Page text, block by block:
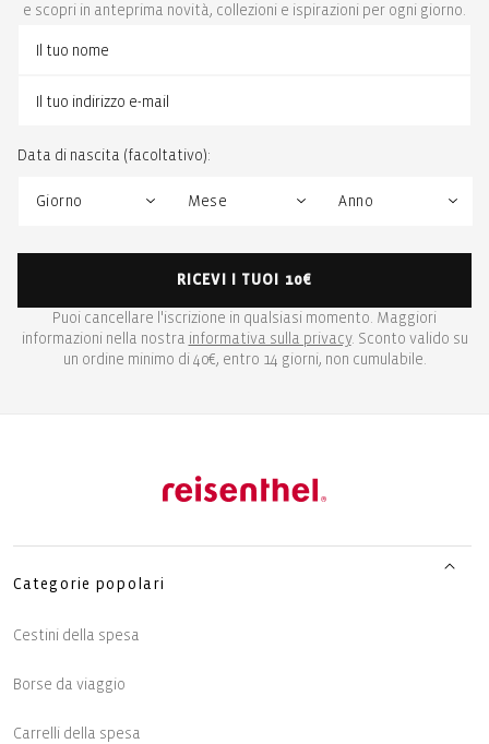
e scopri in anteprima novità, collezioni e ispirazioni per ogni giorno.
Data di nascita (facoltativo):
RICEVI I TUOI 10€
Puoi cancellare l'iscrizione in qualsiasi momento. Maggiori
informazioni nella nostra informativa sulla privacy. Sconto valido su
un ordine minimo di 40€, entro 14 giorni, non cumulabile.
Categorie popolari
Cestini della spesa
Borse da viaggio
Carrelli della spesa